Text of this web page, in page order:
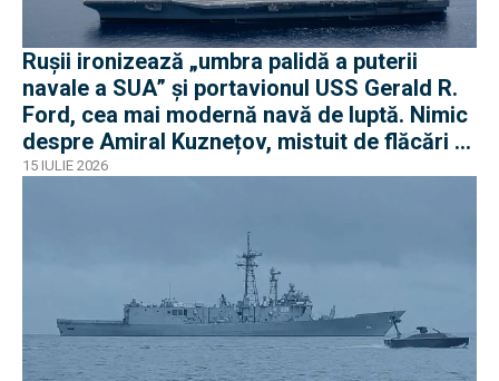
Rușii ironizează „umbra palidă a puterii
navale a SUA” și portavionul USS Gerald R.
Ford, cea mai modernă navă de luptă. Nimic
despre Amiral Kuznețov, mistuit de flăcări și
ruginit la cheu
15 IULIE 2026